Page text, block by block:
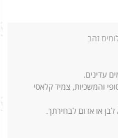
זהב
עדינים.
והמשכיות, צמיד קלאסי
לבן או אדום לבחירתך.